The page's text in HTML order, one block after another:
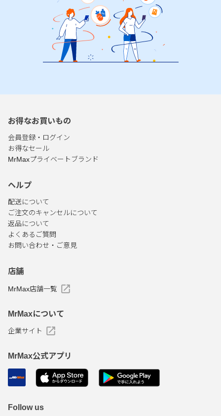
お得なお買いもの
会員登録・ログイン
お得なセール
MrMaxプライベートブランド
ヘルプ
配送について
ご注文のキャンセルについて
返品について
よくあるご質問
お問い合わせ・ご意見
店舗
MrMax店舗一覧
MrMaxについて
企業サイト
MrMax公式アプリ
Follow us